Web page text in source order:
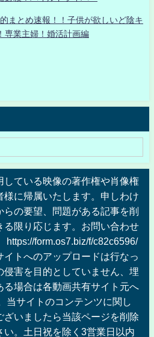
まとめ速報！！子供が欲しいど陰キ
専業主婦！婚活計画編
している映像の著作権や肖像権
に帰属いたします。申しわけ
らの要望、問題がある記事を削
る限り応じます。お問い合わせ
https://form.os7.biz/f/c82c6596/
イトへのアップロードは行なっ
害を目的としていません、埋
る場合は各動画共有サイト元へ
当サイトのコンテンツに関し
いましたら当該ページを削除
い。土日祝を除く3営業日以内